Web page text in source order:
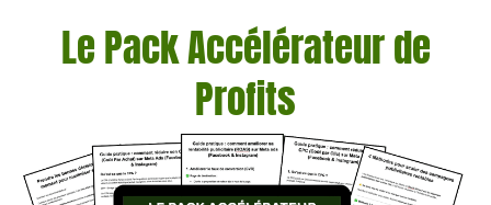
Le Pack Accélérateur de
Profits